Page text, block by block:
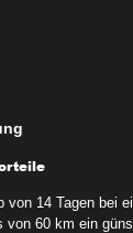
von 14 Tagen bei
von 60 km ein